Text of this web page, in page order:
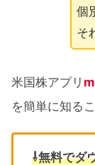
個
そ
米国株アプリ
を簡単に知る
⇩無料でダ